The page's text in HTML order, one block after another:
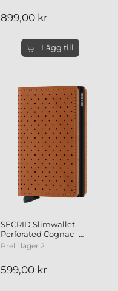
899,00 kr
Lägg till
SECRID Slimwallet
Perforated Cognac -
Plånbok
Prel i lager 2
599,00 kr